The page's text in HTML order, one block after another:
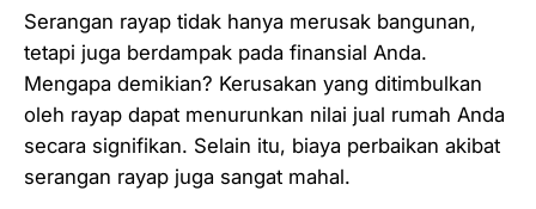
Serangan rayap tidak hanya merusak bangunan,
tetapi juga berdampak pada finansial Anda.
Mengapa demikian? Kerusakan yang ditimbulkan
oleh rayap dapat menurunkan nilai jual rumah Anda
secara signifikan. Selain itu, biaya perbaikan akibat
serangan rayap juga sangat mahal.